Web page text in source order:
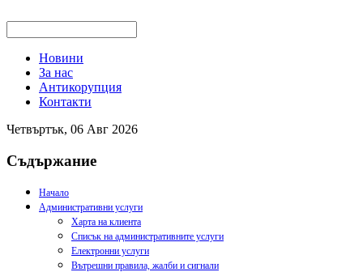
Новини
За нас
Антикорупция
Контакти
Четвъртък, 06 Авг 2026
Съдържание
Начало
Административни услуги
Харта на клиента
Списък на административните услуги
Електронни услуги
Вътрешни правила, жалби и сигнали